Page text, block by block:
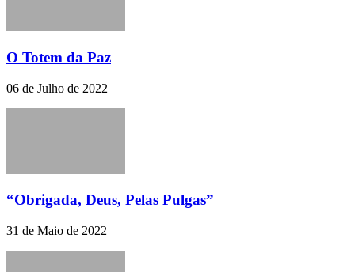
O Totem da Paz
06 de Julho de 2022
“Obrigada, Deus, Pelas Pulgas”
31 de Maio de 2022